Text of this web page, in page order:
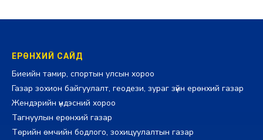
ЕРӨНХИЙ САЙД
Биеийн тамир, спортын улсын хороо
Газар зохион байгуулалт, геодези, зураг зүйн ерөнхий газар
Жендэрийн үндэсний хороо
Тагнуулын ерөнхий газар
Төрийн өмчийн бодлого, зохицуулалтын газар